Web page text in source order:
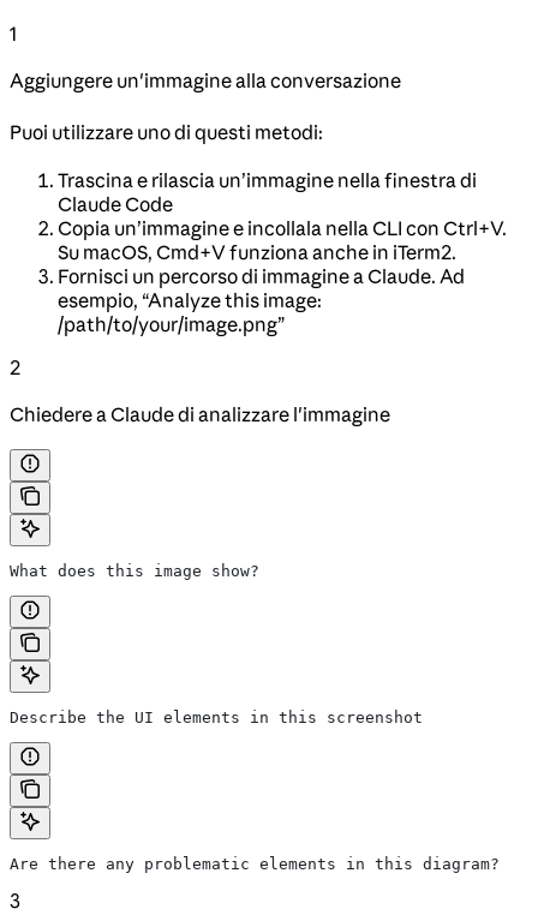
1
Aggiungere un'immagine alla conversazione
Puoi utilizzare uno di questi metodi:
Trascina e rilascia un’immagine nella finestra di
Claude Code
Copia un’immagine e incollala nella CLI con Ctrl+V.
Su macOS, Cmd+V funziona anche in iTerm2.
Fornisci un percorso di immagine a Claude. Ad
esempio, “Analyze this image:
/path/to/your/image.png”
2
Chiedere a Claude di analizzare l'immagine
What does this image show?
Describe the UI elements in this screenshot
Are there any problematic elements in this diagram?
3